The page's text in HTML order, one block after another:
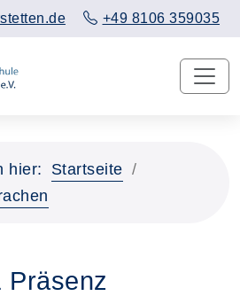
+49 8106 359035
hier:
Startseite
Präsenz